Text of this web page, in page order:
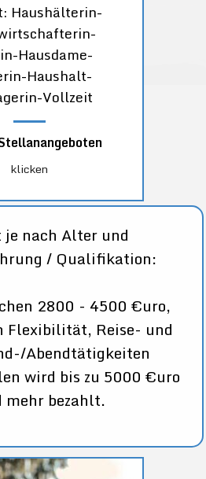
Haushälterin-
Hausdame-
Haushalt-
Vollzeit
klicken
je nach Alter und
/ Qualifikation:
2800 - 4500 €uro,
Flexibilität, Reise- und
Abendtätigkeiten
wird bis zu 5000 €uro
mehr bezahlt.